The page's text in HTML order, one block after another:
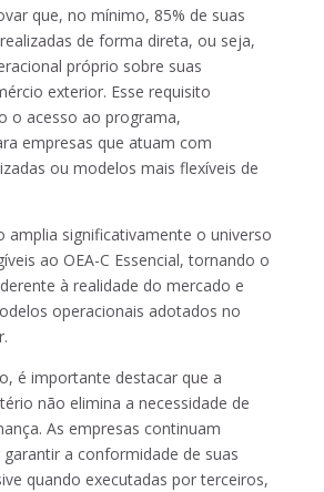
que, no mínimo, 85% de suas
de forma direta, ou seja,
próprio sobre suas
exterior. Esse requisito
o acesso ao programa,
empresas que atuam com
ou modelos mais flexíveis de
amplia significativamente o universo
ao OEA-C Essencial, tornando o
à realidade do mercado e
operacionais adotados no
é importante destacar que a
não elimina a necessidade de
As empresas continuam
a conformidade de suas
quando executadas por terceiros,